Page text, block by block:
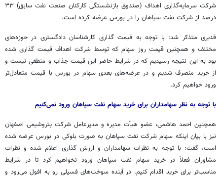
شرکت سرمایه‌گذاری اهداف (صندوق بازنشستگی کارکنان صنعت نفت سابق) ۳۳
درصد از شرکت نفت سپاهان را در بورس عرضه کرده است.
قدیری متذکر شد: با توجه به قیمت گذاری کارشناسان دادگستری در حوزه‌های
مختلف و همچنین قیمت روز سهام که توسط شرکت اهداف قیمت گذاری شده
بود به این نتیجه رسیدیم که در شرایط حاضر این قیمت جذاب و منطقی نیست و
از خرید منصرف شدیم و در عرضه‌های بعدی سهام در بورس با قیمت متعادل‌تر
ورود خواهیم کرد.
با توجه به نظر سهامداران برای خرید سهام نفت سپاهان ورود نمی‌کنیم
همچنین احمد هاشمی، عضو هیأت مدیره و مدیرعامل شرکت پتروشیمی اصفهان
نیز با بیان اینکه سهام شرکت نفت سپاهان به صورت بلوکی در بورس عرضه شده
است، گفت: با توجه به نظرات سهامداران و ارزش گذاری اعلام شده و نظرات
مشاوران فعلاً در خرید سهام نفت سپاهان ورود نخواهیم کرد تا در شرایط
مناسب‌تر برای خرید اقدام کنیم. در آینده سوخت‌های فسیلی رو به افول می‌رود و